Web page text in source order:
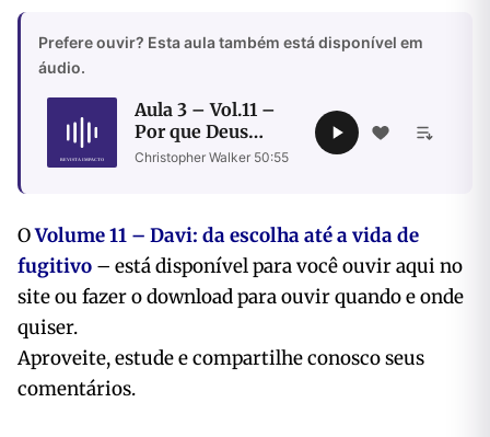
Prefere ouvir? Esta aula também está disponível em
áudio.
Aula 3 – Vol.11 –
Por que Deus
retira seu Espírito?
Christopher Walker 50:55
OVolume 11 – Davi: da escolha até a vida de
fugitivo – está disponível para você ouviraqui no
site ou fazer o download para ouvir quando e onde
quiser.
Aproveite, estude e compartilhe conosco seus
comentários.